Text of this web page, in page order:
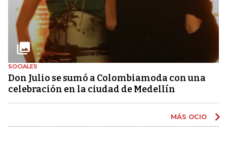
SOCIALES
Don Julio se sumó a Colombiamoda con una
celebración en la ciudad de Medellín
MÁS OCIO